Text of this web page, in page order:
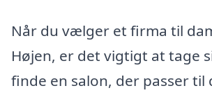
Når du vælger et firma til
Højen, er det vigtigt at tage
finde en salon, der passer til